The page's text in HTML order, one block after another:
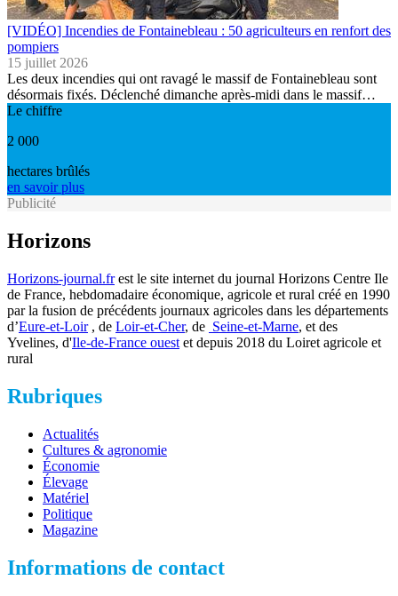
[VIDÉO] Incendies de Fontainebleau : 50 agriculteurs en renfort des
pompiers
15 juillet 2026
Les deux incendies qui ont ravagé le massif de Fontainebleau sont
désormais fixés. Déclenché dimanche après-midi dans le massif…
Le chiffre
2 000
hectares brûlés
en savoir plus
Publicité
Horizons
Horizons-journal.frest le site internet du journal Horizons Centre Ile
de France, hebdomadaire économique, agricole et rural créé en 1990
par la fusion de précédents journaux agricoles dans les départements
d’Eure-et-Loir, de Loir-et-Cher, de Seine-et-Marne, et des
Yvelines, d'Ile-de-France ouest et depuis 2018 du Loiret agricole et
rural
Rubriques
Actualités
Cultures & agronomie
Économie
Élevage
Matériel
Politique
Magazine
Informations de contact